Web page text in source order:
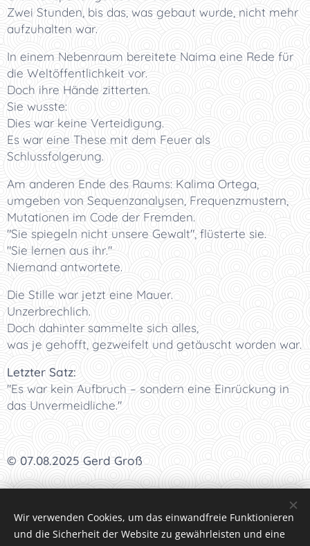
Zwei Stunden, bis das, was gebaut wurde, nicht mehr
aufzuhalten war.
In einem Nebenraum bereitete Naima eine Rede für
die Weltöffentlichkeit vor.
Doch ihre Hände zitterten.
Sie wusste:
Dies war keine Verteidigung.
Es war eine These mit dem Feuer als
Schlussfolgerung.
Am anderen Ende des Raums: Kalima Ortega,
umgeben von Sequenzanalysen, Frequenzmustern,
Mutationen im Code der Fremden.
"Sie spiegeln nicht unsere Gewalt", flüsterte sie.
"Sie lernen aus ihr."
Niemand antwortete.
Die Stille war jetzt eine Mauer.
Unzerbrechlich.
Doch dahinter sammelte sich alles,
was je gehofft, gezweifelt und getäuscht worden war.
Letzter Satz:
"Es war kein Aufbruch – sondern eine Einrückung in
das Unvermeidliche."
© 07.08.2025 Gerd Groß
Wir verwenden Cookies, um das einwandfreie Funktionieren
und die Sicherheit der Website zu gewährleisten und eine